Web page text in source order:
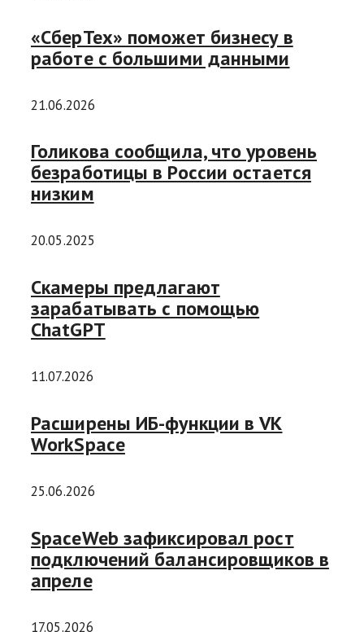
«СберТех» поможет бизнесу в
работе с большими данными
21.06.2026
Голикова сообщила, что уровень
безработицы в России остается
низким
20.05.2025
Скамеры предлагают
зарабатывать с помощью
ChatGPT
11.07.2026
Расширены ИБ-функции в VK
WorkSpace
25.06.2026
SpaceWeb зафиксировал рост
подключений балансировщиков в
апреле
17.05.2026